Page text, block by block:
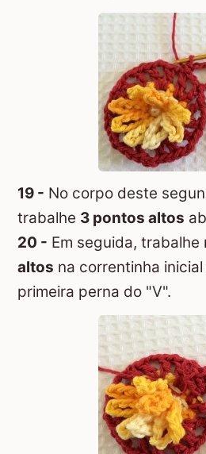
19 - No corpo deste
trabalhe 3 pontos altos
20 - Em seguida, trabalhe
altos na correntinha
primeira perna do "V".